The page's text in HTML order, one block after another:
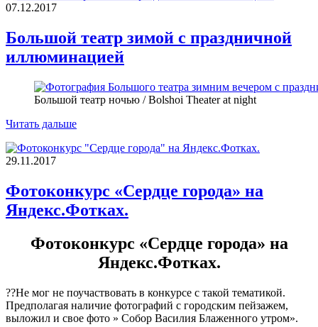
07.12.2017
Большой театр зимой с праздничной
иллюминацией
Большой театр ночью / Bolshoi Theater at night
Читать дальше
29.11.2017
Фотоконкурс «Сердце города» на
Яндекс.Фотках.
Фотоконкурс «Сердце города» на
Яндекс.Фотках.
??Не мог не поучаствовать в конкурсе с такой тематикой.
Предполагая наличие фотографий с городским пейзажем,
выложил и свое фото » Собор Василия Блаженного утром».